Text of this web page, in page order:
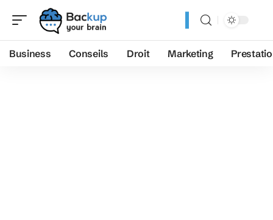
Business Conseils Droit Marketing